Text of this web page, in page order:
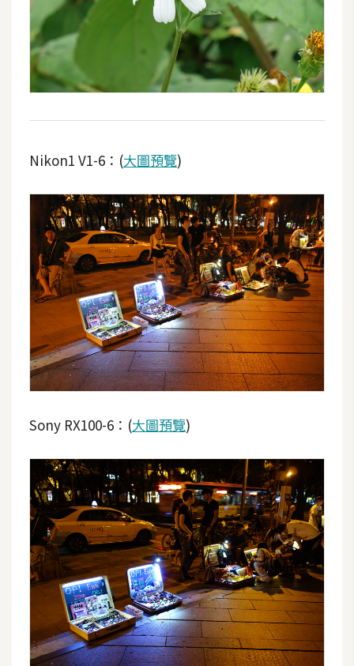
Nikon1 V1-6：(大圖預覽)
Sony RX100-6：(大圖預覽)